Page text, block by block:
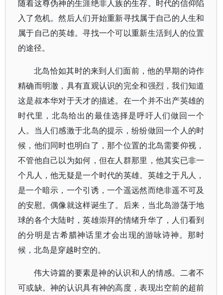
随着这尊伪神的生涯绝非人族的生存。时代的信仰陷
入了危机。然后人们开始重新寻找属于自己的人生和
属于自己的英雄。寻找一个可以重新生活到人的位置
的途径。
北岛恰如其时的来到人们面前，他的早期的诗作
精确而明澈，具有直观认识的完全和强烈，我们知道
这是叔本华对于天才的描述。在一个并不出产英雄的
时代里，北岛给出的最佳选择是呼吁人们做回一个
人。当人们感激于北岛的提示，纷纷做回一个人的时
候，他们同时也明白了，那个位置的北岛需要仰视，
不管他自己以为如何，但在人群那里，他其实已非一
个凡人，他无疑是一个时代的英雄。英雄之于凡人，
是一个暗示，一个引诱，一个遥远然而绝非遥不可及
的安慰。偶像就这样诞生了。后来，当北岛游荡于地
球的各个大陆时，英雄崇拜的情绪升华了，人们看到
的分明是古希腊神话里才会出现的游咏诗神。那时
候，北岛是穿越时空的。
伟大诗篇的要素是神的认识和人的情感。二者不
可或缺。神的认识具有神的高度，表现出空前的超前